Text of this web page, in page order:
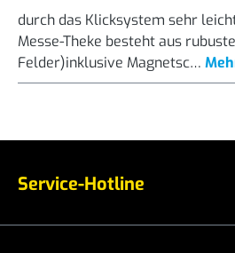
durch das Klicksystem sehr
Messe-Theke besteht aus
Felder)inklusive Magnetsc…
Service-Hotline